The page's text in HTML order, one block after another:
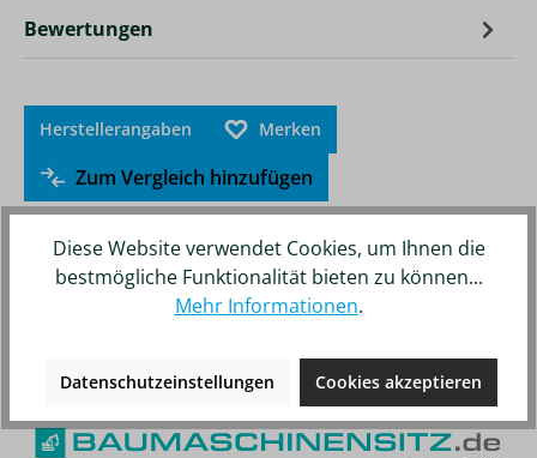
Bewertungen
Herstellerangaben Merken
Zum Vergleich hinzufügen
Diese Website verwendet Cookies, um Ihnen die
bestmögliche Funktionalität bieten zu können...
Mehr Informationen.
Datenschutzeinstellungen Cookies akzeptieren